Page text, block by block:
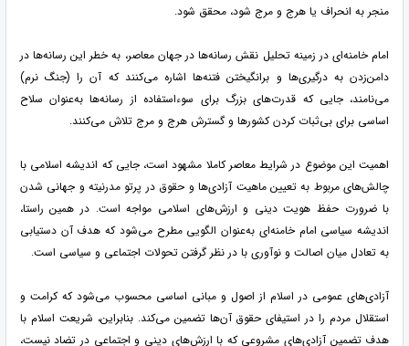
منجر به انحراف یا هرج و مرج شود، محقق شود.
امام خامنه‌ای در زمینه تحلیل نقش رسانه‌ها در جهان معاصر، به خطر این رسانه‌ها در
دامن‌زدن به درگیری‌ها و برانگیختن فتنه‌ها اشاره می‌کنند که آن را (جنگ نرم)
می‌نامند، جایی که قدرت‌های بزرگ برای سوءاستفاده از رسانه‌ها به‌عنوان سلاح
اساسی برای بی‌ثبات کردن کشورها و گسترش هرج و مرج تلاش می‌کنند.
اهمیت این موضوع در شرایط معاصر کاملا مشهود است، جایی که اندیشه اسلامی با
چالش‌های مربوط به تعیین ماهیت آزادی‌ها و حقوق در پرتو مدرنیته و جهانی شدن
با ضرورت حفظ هویت دینی و ارزش‌های اسلامی مواجه است. در همین راستا،
اندیشه سیاسی امام خامنه‌ای به‌عنوان الگویی مطرح می‌شود که هدف آن دستیابی
به تعادل میان اصالت و نوآوری با در نظر گرفتن تحولات اجتماعی و سیاسی است.
آزادی‌های عمومی در اسلام از اصول و مبانی اساسی محسوب می‌شود که کرامت و
استقلال مردم را در استیفای حقوق آن‌ها تضمین می‌کند. بنابراین، شریعت اسلام با
هدف تضمین آزادی‌های مشروعی که با ارزش‌های دینی و اجتماعی در تضاد نیست،